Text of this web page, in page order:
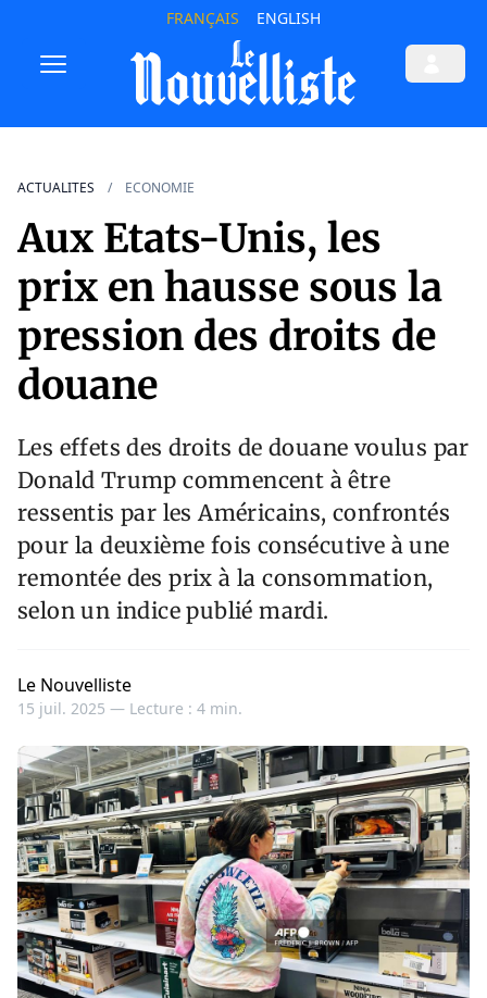
FRANÇAIS ENGLISH
ACTUALITES ECONOMIE
Aux Etats-Unis, les
prix en hausse sous la
pression des droits de
douane
Les effets des droits de douane voulus par
Donald Trump commencent à être
ressentis par les Américains, confrontés
pour la deuxième fois consécutive à une
remontée des prix à la consommation,
selon un indice publié mardi.
Le Nouvelliste
15 juil. 2025 — Lecture : 4 min.